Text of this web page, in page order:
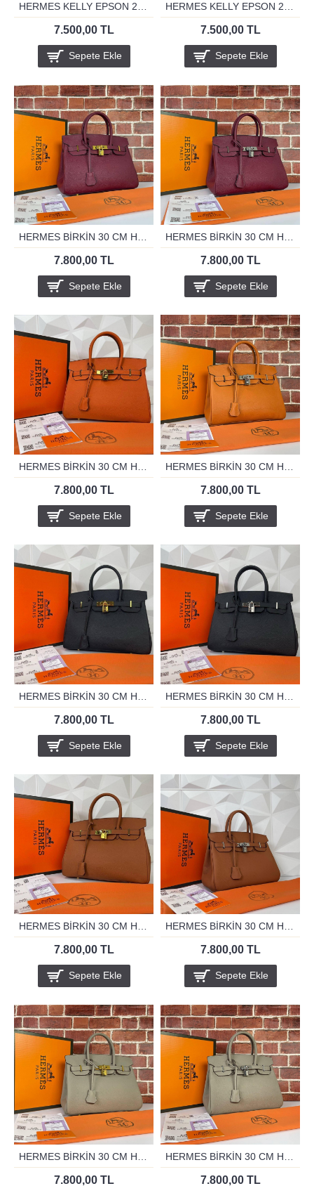
HERMES KELLY EPSON 28 CM SİYAH GUMUS
7.500,00 TL
Sepete Ekle
HERMES KELLY EPSON 28 CM TABA ALTİN
7.500,00 TL
Sepete Ekle
7.800,00 TL
Sepete Ekle
7.800,00 TL
Sepete Ekle
7.800,00 TL
Sepete Ekle
7.800,00 TL
Sepete Ekle
7.800,00 TL
Sepete Ekle
7.800,00 TL
Sepete Ekle
HERMES BİRKİN 30 CM HAKİKİ DERİ TABA ALTİN
7.800,00 TL
Sepete Ekle
HERMES BİRKİN 30 CM HAKİKİ DERİ TABA GUMUS
7.800,00 TL
Sepete Ekle
7.800,00 TL 7.800,00 TL